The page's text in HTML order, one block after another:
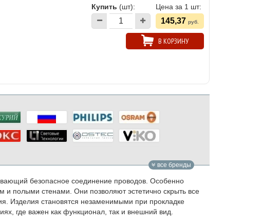
Купить (шт): Цена за 1 шт:
145,37 руб.
В КОРЗИНУ
все бренды
безопасное соединение проводов. Особенно
и полыми стенами. Они позволяют эстетично скрыть все
Изделия становятся незаменимыми при прокладке
где важен как функционал, так и внешний вид.